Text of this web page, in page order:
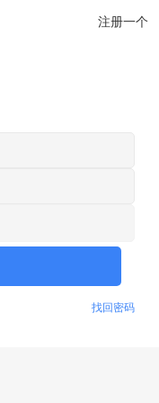
注册一个
找回密码